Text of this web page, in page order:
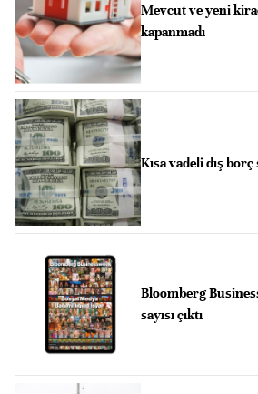
Mevcut ve yeni
kapanmadı
Kısa vadeli dış
Bloomberg
sayısı çıktı